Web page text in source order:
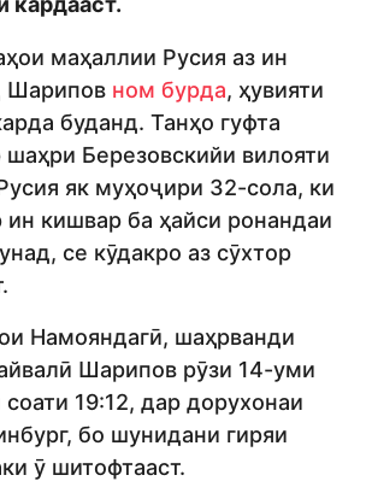
маҳаллии Русия аз ин
Шарипов ном бурда, ҳувияти
буданд. Танҳо гуфта
Березовскийи вилояти
як муҳоҷири 32-сола, ки
ин кишвар ба ҳайси ронандаи
се кӯдакро аз сӯхтор
Намояндагӣ, шаҳрванди
Шарипов рӯзи 14-уми
19:12, дар дорухонаи
бо шунидани гиряи
ӯ шитофтааст.